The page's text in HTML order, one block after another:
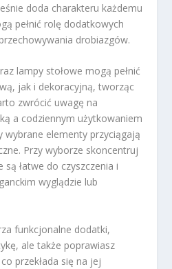
doda charakteru każdemu
pełnić rolę dodatkowych
drobiazgów.
lampy stołowe mogą pełnić
jak i dekoracyjną, tworząc
zwrócić uwagę na
a codziennym użytkowaniem
wybrane elementy przyciągają
Przy wyborze skoncentruj
są łatwe do czyszczenia i
wyglądzie lub
funkcjonalne dodatki,
ale także poprawiasz
przekłada się na jej